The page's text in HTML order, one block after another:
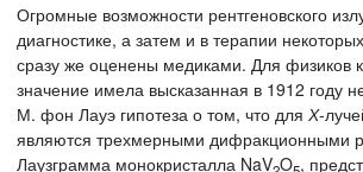
Огромные возможности рентгеновского
диагностике, а затем и в терапии
сразу же оценены медиками. Для физиков
значение имела высказанная в 1912 году
М. фон Лауэ гипотеза о том, что для Х-
являются трехмерными дифракционными
Лаузграмма монокристалла NaV O ,